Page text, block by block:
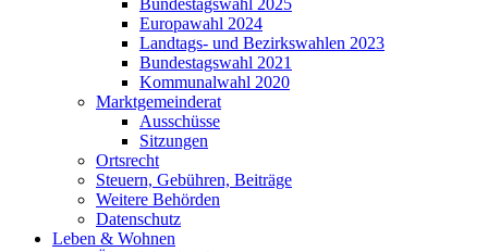
Bundestagswahl 2025
Europawahl 2024
Landtags- und Bezirkswahlen 2023
Bundestagswahl 2021
Kommunalwahl 2020
Marktgemeinderat
Ausschüsse
Sitzungen
Ortsrecht
Steuern, Gebühren, Beiträge
Weitere Behörden
Datenschutz
Leben & Wohnen